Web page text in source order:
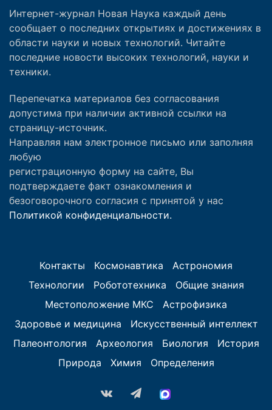
Интернет-журнал Новая Наука каждый день
сообщает о последних открытиях и достижениях в
области науки и новых технологий. Читайте
последние новости высоких технологий, науки и
техники.
Перепечатка материалов без согласования
допустима при наличии активной ссылки на
страницу-источник.
Направляя нам электронное письмо или заполняя
любую
регистрационную форму на сайте, Вы
подтверждаете факт ознакомления и
безоговорочного согласия с принятой у нас
Политикой конфиденциальности.
Контакты Космонавтика
Астрономия
Технологии
Робототехника
Общие знания
Местоположение МКС
Астрофизика
Здоровье и медицина
Искусственный интеллект
Палеонтология
Археология Биология
История
Природа
Химия Определения
vk.com Telegram